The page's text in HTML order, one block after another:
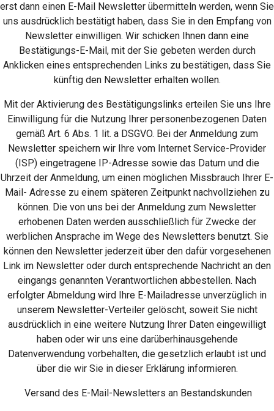
erst dann einen E-Mail Newsletter übermitteln werden, wenn Sie
uns ausdrücklich bestätigt haben, dass Sie in den Empfang von
Newsletter einwilligen. Wir schicken Ihnen dann eine
Bestätigungs-E-Mail, mit der Sie gebeten werden durch
Anklicken eines entsprechenden Links zu bestätigen, dass Sie
künftig den Newsletter erhalten wollen.
Mit der Aktivierung des Bestätigungslinks erteilen Sie uns Ihre
Einwilligung für die Nutzung Ihrer personenbezogenen Daten
gemäß Art. 6 Abs. 1 lit. a DSGVO. Bei der Anmeldung zum
Newsletter speichern wir Ihre vom Internet Service-Provider
(ISP) eingetragene IP-Adresse sowie das Datum und die
Uhrzeit der Anmeldung, um einen möglichen Missbrauch Ihrer E-
Mail- Adresse zu einem späteren Zeitpunkt nachvollziehen zu
können. Die von uns bei der Anmeldung zum Newsletter
erhobenen Daten werden ausschließlich für Zwecke der
werblichen Ansprache im Wege des Newsletters benutzt. Sie
können den Newsletter jederzeit über den dafür vorgesehenen
Link im Newsletter oder durch entsprechende Nachricht an den
eingangs genannten Verantwortlichen abbestellen. Nach
erfolgter Abmeldung wird Ihre E-Mailadresse unverzüglich in
unserem Newsletter-Verteiler gelöscht, soweit Sie nicht
ausdrücklich in eine weitere Nutzung Ihrer Daten eingewilligt
haben oder wir uns eine darüberhinausgehende
Datenverwendung vorbehalten, die gesetzlich erlaubt ist und
über die wir Sie in dieser Erklärung informieren.
Versand des E-Mail-Newsletters an Bestandskunden